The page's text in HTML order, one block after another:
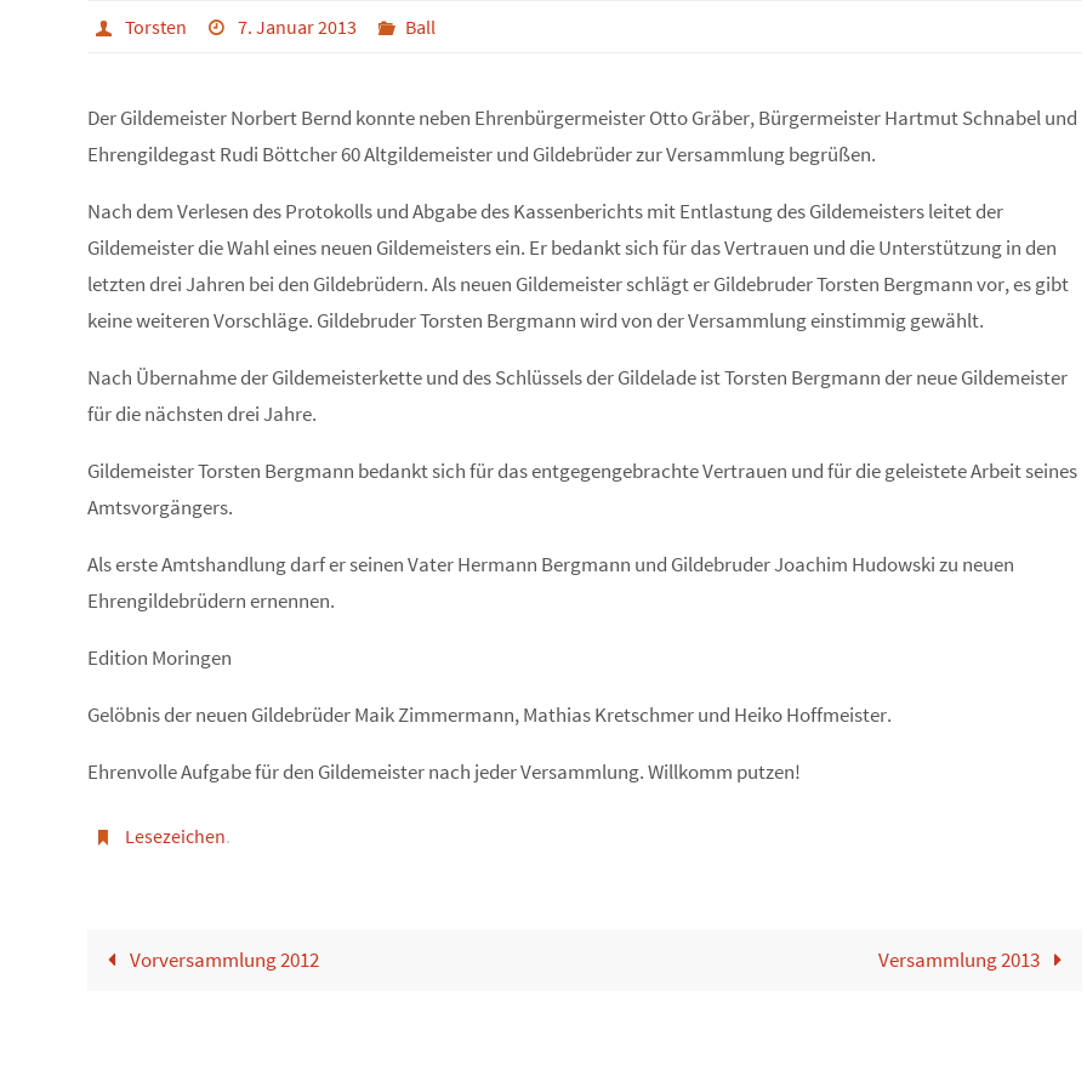
Torsten 7. Januar 2013 Ball
Der Gildemeister Norbert Bernd konnte neben Ehrenbürgermeister Otto Gräber, Bürgermeister Hartmut Schnabel und
Ehrengildegast Rudi Böttcher 60 Altgildemeister und Gildebrüder zur Versammlung begrüßen.
Nach dem Verlesen des Protokolls und Abgabe des Kassenberichts mit Entlastung des Gildemeisters leitet der
Gildemeister die Wahl eines neuen Gildemeisters ein. Er bedankt sich für das Vertrauen und die Unterstützung in den
letzten drei Jahren bei den Gildebrüdern. Als neuen Gildemeister schlägt er Gildebruder Torsten Bergmann vor, es gibt
keine weiteren Vorschläge. Gildebruder Torsten Bergmann wird von der Versammlung einstimmig gewählt.
Nach Übernahme der Gildemeisterkette und des Schlüssels der Gildelade ist Torsten Bergmann der neue Gildemeister
für die nächsten drei Jahre.
Gildemeister Torsten Bergmann bedankt sich für das entgegengebrachte Vertrauen und für die geleistete Arbeit seines
Amtsvorgängers.
Als erste Amtshandlung darf er seinen Vater Hermann Bergmann und Gildebruder Joachim Hudowski zu neuen
Ehrengildebrüdern ernennen.
Edition Moringen
Gelöbnis der neuen Gildebrüder Maik Zimmermann, Mathias Kretschmer und Heiko Hoffmeister.
Ehrenvolle Aufgabe für den Gildemeister nach jeder Versammlung. Willkomm putzen!
Lesezeichen.
Vorversammlung 2012 Versammlung 2013